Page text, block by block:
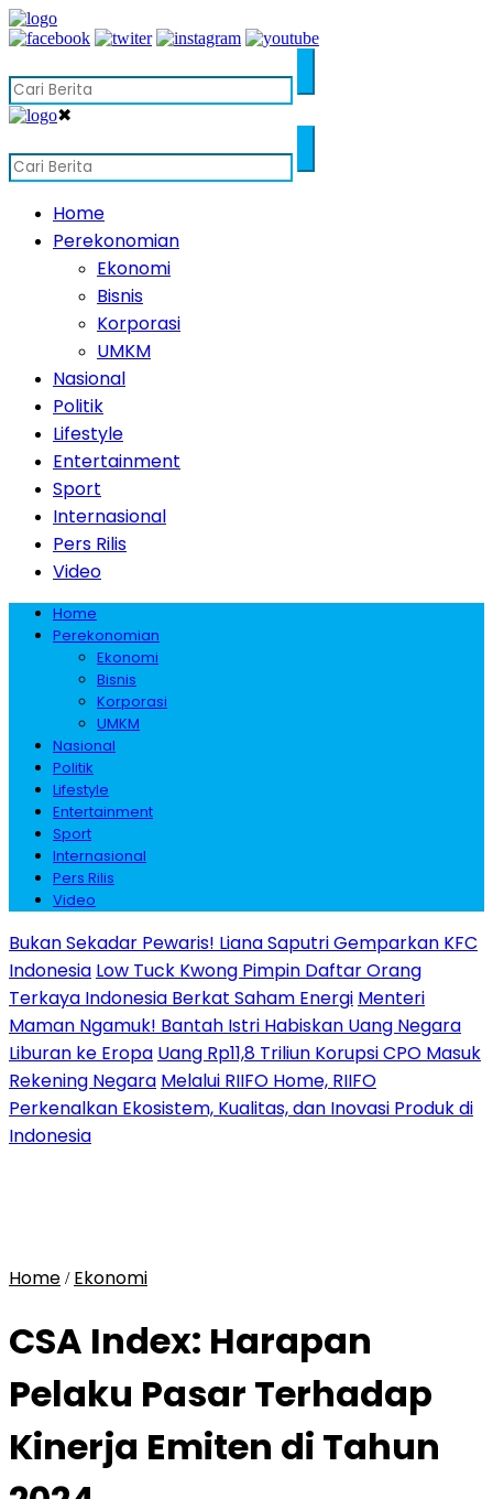
✖
Home
Perekonomian
Ekonomi
Bisnis
Korporasi
UMKM
Nasional
Politik
Lifestyle
Entertainment
Sport
Internasional
Pers Rilis
Video
Home
Perekonomian
Ekonomi
Bisnis
Korporasi
UMKM
Nasional
Politik
Lifestyle
Entertainment
Sport
Internasional
Pers Rilis
Video
Bukan Sekadar Pewaris! Liana Saputri Gemparkan KFC
Indonesia Low Tuck Kwong Pimpin Daftar Orang
Terkaya Indonesia Berkat Saham Energi Menteri
Maman Ngamuk! Bantah Istri Habiskan Uang Negara
Liburan ke Eropa Uang Rp11,8 Triliun Korupsi CPO Masuk
Rekening Negara Melalui RIIFO Home, RIIFO
Perkenalkan Ekosistem, Kualitas, dan Inovasi Produk di
Indonesia
Home / Ekonomi
CSA Index: Harapan
Pelaku Pasar Terhadap
Kinerja Emiten di Tahun